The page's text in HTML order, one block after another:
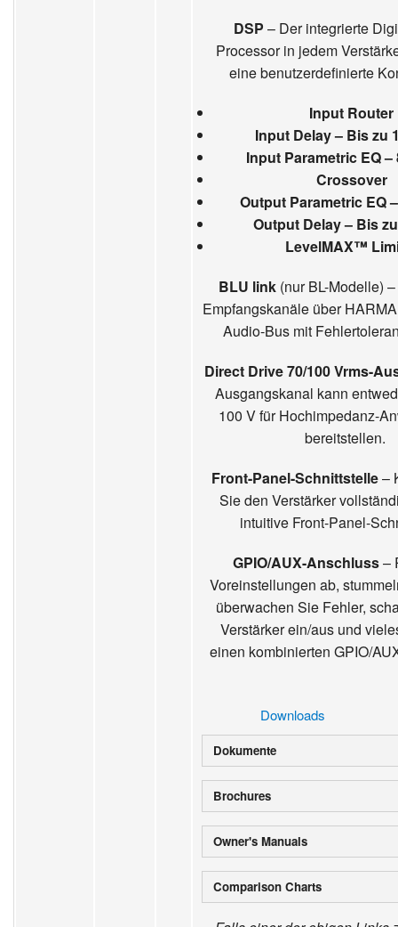
DSP – Der integrierte
Processor in jedem
eine benutzerdefinierte
Input Router
Input Delay – Bis zu
Input Parametric EQ –
Crossover
Output Parametric EQ
Output Delay – Bis
LevelMAX™
BLU link(nur BL-Modelle)
Empfangskanäle über
Audio-Bus mit
Direct Drive 70/100 Vrms-
Ausgangskanal kann
100 V für Hochimpedanz-
bereitstellen.
Front-Panel-Schnittstelle–
Sie den Verstärker
intuitive Front-Panel-
GPIO/AUX-Anschluss–
Voreinstellungen ab,
überwachen Sie Fehler,
Verstärker ein/aus und
einen kombinierten GPIO/
Downloads
Dokumente
Brochures
Owner's Manuals
Comparison Charts